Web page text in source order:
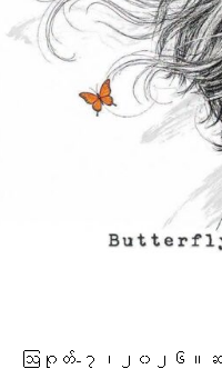
ဩဂုတ်-၇၊၂၀၂၆။ဆဏ်း/